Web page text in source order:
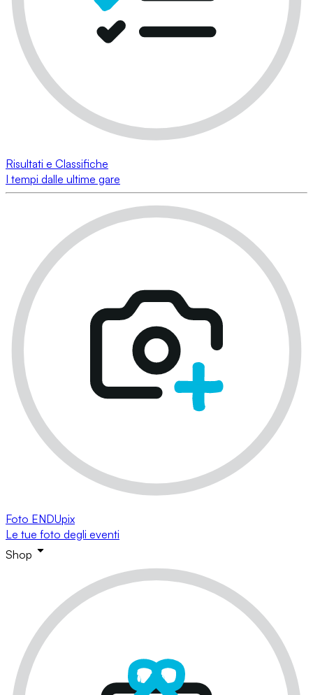
Risultati e Classifiche
I tempi dalle ultime gare
Foto ENDUpix
Le tue foto degli eventi
Shop